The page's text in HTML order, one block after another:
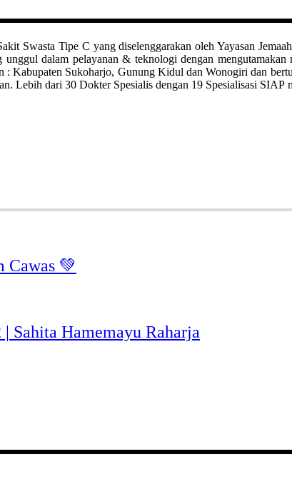
Swasta Tipe C yang diselenggarakan oleh Yayasan
dalam pelayanan & teknologi dengan
: Kabupaten Sukoharjo, Gunung Kidul dan Wonogiri dan
Lebih dari 30 Dokter Spesialis dengan 19 Spesialisasi SIAP
Cawas 💚
Sahita Hamemayu Raharja